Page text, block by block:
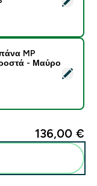
Κολάν Καμπάνα MP
MP
- Μαύρο
136,00 €‎